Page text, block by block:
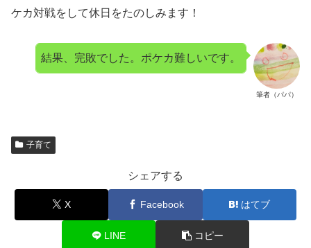
ケカ対戦をして休日をたのしみます！
筆者（パパ）
結果、完敗でした。ポケカ難しいです。
子育て
シェアする
X Facebook はてブ
LINE コピー